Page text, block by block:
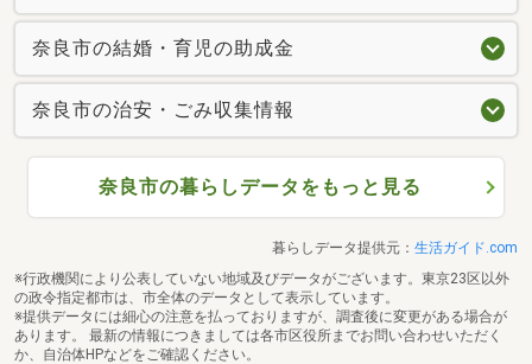
奈良市の結婚・育児の助成金
奈良市の治安・ごみ収集情報
奈良市の暮らしデータをもっと見る
暮らしデータ提供元： 生活ガイド.com
※行政機関により公表していない地域及びデータがございます。東京23区以外
の政令指定都市は、市全体のデータとして表示しています。
※提供データには細心の注意を払っておりますが、調査後に変更がある場合が
あります。 最新の情報につきましては各市区役所までお問い合わせいただく
か、自治体HPなどをご確認ください。